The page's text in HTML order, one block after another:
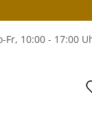
Fr, 10:00 - 17:00